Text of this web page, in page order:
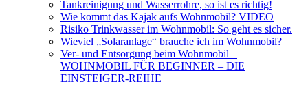
Tankreinigung und Wasserrohre, so ist es richtig!
Wie kommt das Kajak aufs Wohnmobil? VIDEO
Risiko Trinkwasser im Wohnmobil: So geht es sicher.
Wieviel „Solaranlage“ brauche ich im Wohnmobil?
Ver- und Entsorgung beim Wohnmobil –
WOHNMOBIL FÜR BEGINNER – DIE
EINSTEIGER-REIHE